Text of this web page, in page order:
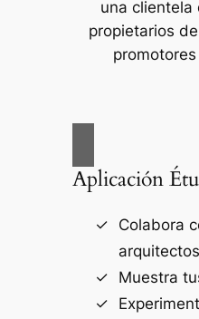
una clientela
propietarios
Aplicación
Colabora
Muestra